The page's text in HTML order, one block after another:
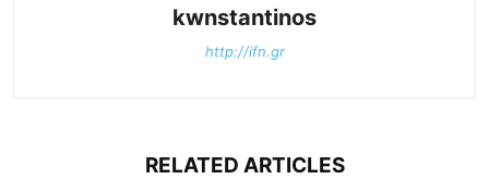
kwnstantinos
http://ifn.gr
RELATED ARTICLES